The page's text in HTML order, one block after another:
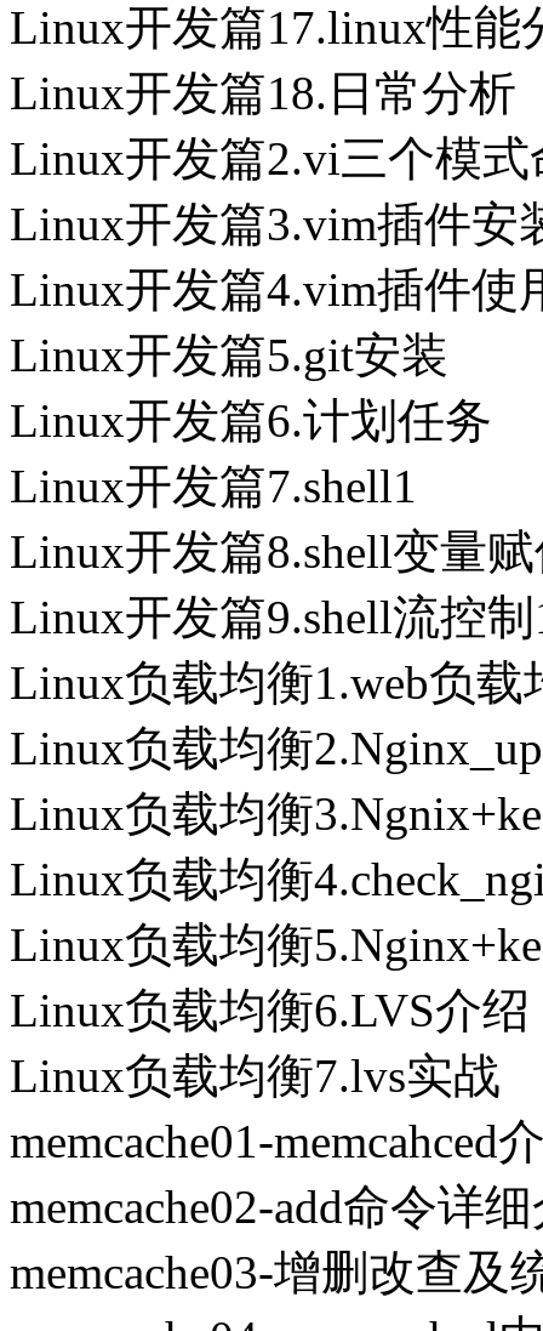
Linux开发篇17.linux性能
Linux开发篇18.日常分析
Linux开发篇2.vi三个模
Linux开发篇3.vim插件安
Linux开发篇4.vim插件使
Linux开发篇5.git安装
Linux开发篇6.计划任务
Linux开发篇7.shell1
Linux开发篇8.shell变量
Linux开发篇9.shell流控制
Linux负载均衡1.web负载
Linux负载均衡
Linux负载均衡
Linux负载均衡
Linux负载均衡
Linux负载均衡6.LVS介绍
Linux负载均衡7.lvs实战
memcache01-memcahced
memcache02-add命令详
memcache03-增删改查及